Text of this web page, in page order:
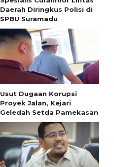
Daerah Diringkus Polisi di
SPBU Suramadu
Usut Dugaan Korupsi
Proyek Jalan, Kejari
Geledah Setda Pamekasan